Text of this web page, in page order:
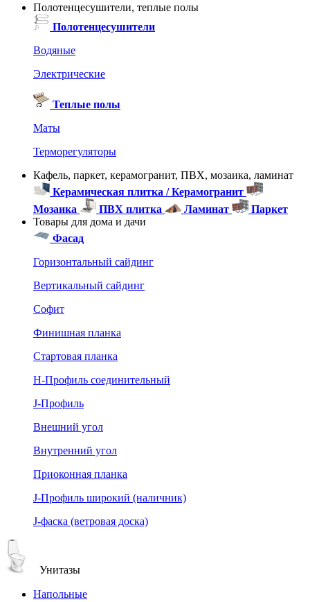
Полотенцесушители, теплые полы
Полотенцесушители
Водяные
Электрические
Теплые полы
Маты
Терморегуляторы
Кафель, паркет, керамогранит, ПВХ, мозаика, ламинат
Керамическая плитка / Керамогранит
Мозаика
ПВХ плитка Ламинат
Паркет
Товары для дома и дачи
Фасад
Горизонтальный сайдинг
Вертикальный сайдинг
Софит
Финишная планка
Стартовая планка
Н-Профиль соединительный
J-Профиль
Внешний угол
Внутренний угол
Приоконная планка
J-Профиль широкий (наличник)
J-фаска (ветровая доска)
Унитазы
Напольные